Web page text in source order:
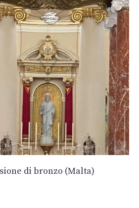
di bronzo (Malta)